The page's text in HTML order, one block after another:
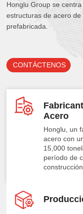
Honglu Group se
estructuras de acero
prefabricada.
CONTÁCTENOS
Acero
Honglu, un
acero con
15,000
período de